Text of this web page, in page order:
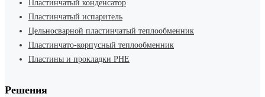
Пластинчатый конденсатор
Пластинчатый испаритель
Цельносварной пластинчатый теплообменник
Пластинчато-корпусный теплообменник
Пластины и прокладки PHE
Решения